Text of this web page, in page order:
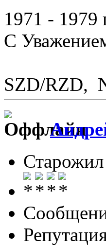
1971 - 1979
С
SZD/RZD,
Старожил